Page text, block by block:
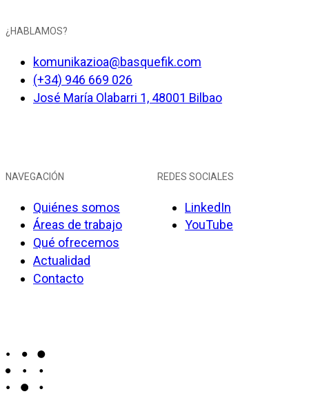
¿HABLAMOS?
komunikazioa@basquefik.com
(+34) 946 669 026
José María Olabarri 1, 48001 Bilbao
NAVEGACIÓN
Quiénes somos
Áreas de trabajo
Qué ofrecemos
Actualidad
Contacto
REDES SOCIALES
LinkedIn
YouTube